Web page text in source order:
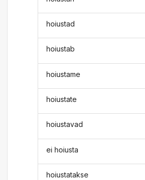
hoiustad
hoiustab
hoiustame
hoiustate
hoiustavad
ei hoiusta
hoiustatakse